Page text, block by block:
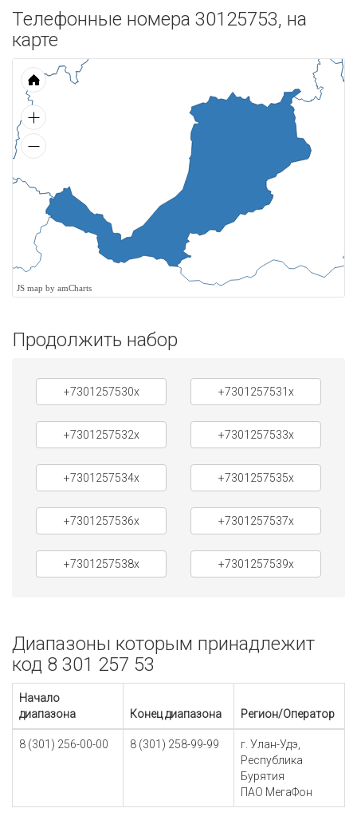
Телефонные номера 30125753, на
карте
JS map by amCharts
Продолжить набор
+7301257530x +7301257531x
+7301257532x +7301257533x
+7301257534x +7301257535x
+7301257536x +7301257537x
+7301257538x +7301257539x
Диапазоны которым принадлежит
код 8 301 257 53
Начало
диапазона
Конец диапазона Регион/Оператор
8 (301) 256-00-00 8 (301) 258-99-99
г. Улан-Удэ,
Республика
Бурятия
ПАО МегаФон